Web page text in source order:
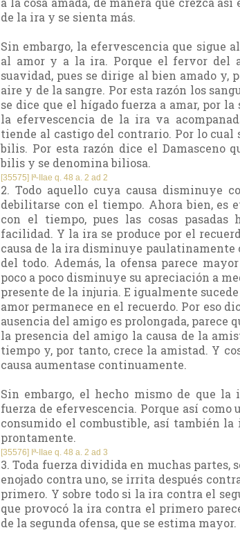
de la ira y se sienta más.
Sin embargo, la efervescencia que sigue
al amor y a la ira. Porque el fervor del
suavidad, pues se dirige al bien amado y,
aire y de la sangre. Por esta razón los
se dice que el hígado fuerza a amar, por
la efervescencia de la ira va
tiende al castigo del contrario. Por lo cual
bilis. Por esta razón dice el Damasceno
bilis y se denomina biliosa.
[35575] Iª-IIae q. 48 a. 2 ad 2
2. Todo aquello cuya causa disminuye
debilitarse con el tiempo. Ahora bien, es
con el tiempo, pues las cosas
facilidad. Y la ira se produce por el
causa de la ira disminuye paulatinamente
del todo. Además, la ofensa parece
poco a poco disminuye su apreciación a
presente de la injuria. E igualmente
amor permanece en el recuerdo. Por eso
ausencia del amigo es prolongada, parece
la presencia del amigo la causa de la
tiempo y, por tanto, crece la amistad. Y
causa aumentase continuamente.
Sin embargo, el hecho mismo de que la
fuerza de efervescencia. Porque así
consumido el combustible, así también la
prontamente.
[35576] Iª-IIae q. 48 a. 2 ad 3
3. Toda fuerza dividida en muchas partes,
enojado contra uno, se irrita después
primero. Y sobre todo si la ira contra el
que provocó la ira contra el primero
de la segunda ofensa, que se estima mayor.